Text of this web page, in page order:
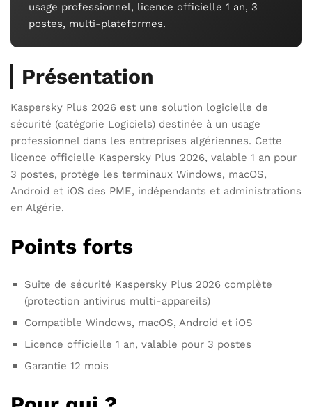
usage professionnel, licence officielle 1 an, 3
postes, multi-plateformes.
Présentation
Kaspersky Plus 2026 est une solution logicielle de
sécurité (catégorie Logiciels) destinée à un usage
professionnel dans les entreprises algériennes. Cette
licence officielle Kaspersky Plus 2026, valable 1 an pour
3 postes, protège les terminaux Windows, macOS,
Android et iOS des PME, indépendants et administrations
en Algérie.
Points forts
Suite de sécurité Kaspersky Plus 2026 complète
(protection antivirus multi-appareils)
Compatible Windows, macOS, Android et iOS
Licence officielle 1 an, valable pour 3 postes
Garantie 12 mois